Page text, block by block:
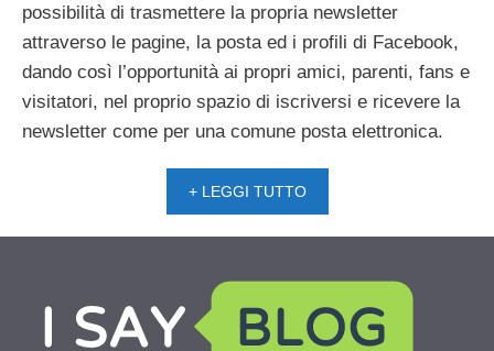
possibilità di trasmettere la propria newsletter
attraverso le pagine, la posta ed i profili di Facebook,
dando così l’opportunità ai propri amici, parenti, fans e
visitatori, nel proprio spazio di iscriversi e ricevere la
newsletter come per una comune posta elettronica.
+ LEGGI TUTTO